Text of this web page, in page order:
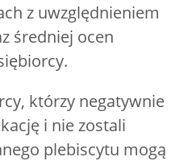
z uwzględnieniem
średniej ocen
którzy negatywnie
i nie zostali
plebiscytu mogą